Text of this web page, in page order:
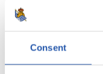
Consent